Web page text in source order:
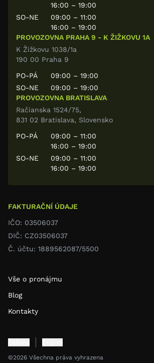
Vše o pronájmu
Blog
Kontakty
FAKTURAČNÍ ÚDAJE
IČO: 03506037
DIČ: CZ03506037
Č. účtu: 1889562087/5500
16:00 – 19:00
SO-NE
09:00 – 11:00
16:00 – 19:00
PROVOZOVNA PRAHA 9 - K ŽIŽKOVU 1A
K Žižkovu 1038/1a
190 00 Praha 9
PO-PÁ
09:00 – 19:00
SO-NE
09:00 – 19:00
PROVOZOVNA BRATISLAVA
Račianska 1524/75,
831 02 Bratislava, Slovensko
PO-PÁ
09:00 – 11:00
16:00 – 19:00
SO-NE
09:00 – 11:00
16:00 – 19:00
©2026 Všechna práva vyhrazena